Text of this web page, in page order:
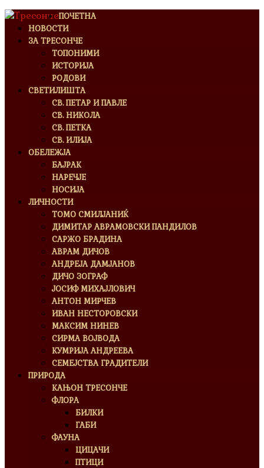
ПОЧЕТНА
НОВОСТИ
ЗА ТРЕСОНЧЕ
ТОПОНИМИ
ИСТОРИЈА
РОДОВИ
СВЕТИЛИШТА
СВ. ПЕТАР И ПАВЛЕ
СВ. НИКОЛА
СВ. ПЕТКА
СВ. ИЛИЈА
ОБЕЛЕЖЈА
БАЈРАК
НАРЕЧЈЕ
НОСИЈА
ЛИЧНОСТИ
ТОМО СМИЛЈАНИЌ
ДИМИТАР АВРАМОВСКИ ПАНДИЛОВ
САРЖО БРАДИНА
АВРАМ ДИЧОВ
АНДРЕЈА ДАМЈАНОВ
ДИЧО ЗОГРАФ
ЈОСИФ МИХАЈЛОВИЧ
АНТОН МИРЧЕВ
ИВАН НЕСТОРОВСКИ
МАКСИМ НИНЕВ
СИРМА ВОЈВОДА
КУМРИЈА АНДРЕЕВА
СЕМЕЈСТВА ГРАДИТЕЛИ
ПРИРОДА
КАЊОН ТРЕСОНЧЕ
ФЛОРА
БИЛКИ
ГАБИ
ФАУНА
ЦИЦАЧИ
ПТИЦИ